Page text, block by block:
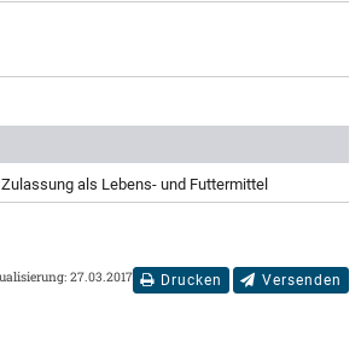
Zulassung als Lebens- und Futtermittel
Drucken Versenden
27.03.2017